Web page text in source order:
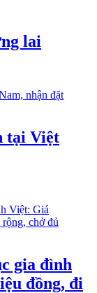
lai
tại Việt
gia đình
đồng, đi